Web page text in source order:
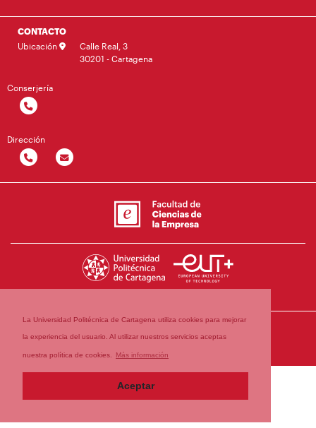
La Universidad Politécnica de Cartagena utiliza cookies para mejorar
la experiencia del usuario. Al utilizar nuestros servicios aceptas
nuestra política de cookies. Más información
Aceptar
CONTACTO
Ubicación
Calle Real, 3
30201 - Cartagena
Conserjería
Dirección